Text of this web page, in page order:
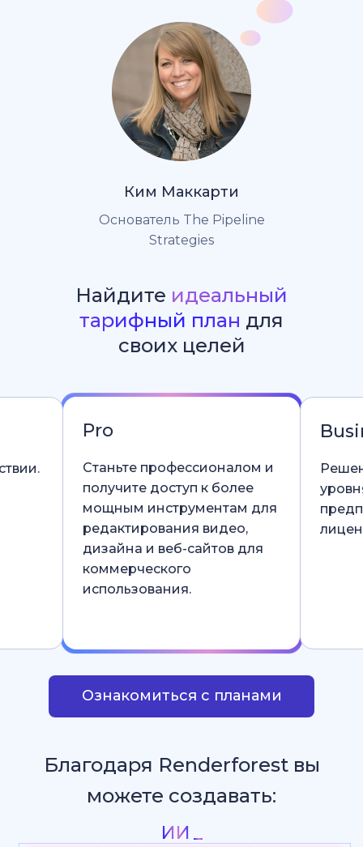
Ким Маккарти
Основатель The Pipeline
Strategies
Найдите идеальный
тарифный план для
своих целей
Pro
Станьте профессионалом и
получите доступ к более
мощным инструментам для
редактирования видео,
дизайна и веб-сайтов для
коммерческого
использования.
Ознакомиться с планами
Благодаря Renderforest вы
можете создавать:
Интро & Лого Анимация